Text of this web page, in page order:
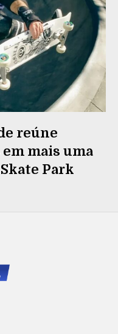
reúne
mais uma
Park